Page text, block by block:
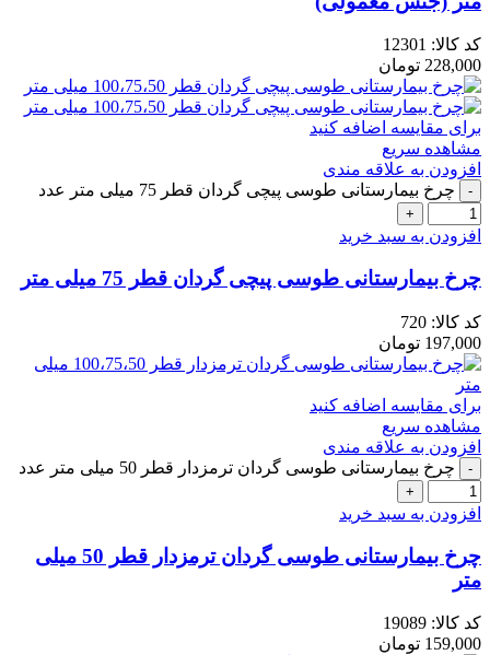
کد کالا: 12301
228,000 تومان
برای مقایسه اضافه کنید
مشاهده سریع
افزودن به علاقه مندی
چرخ بیمارستانی طوسی پیچی گردان قطر 75 میلی متر عدد
افزودن به سبد خرید
چرخ بیمارستانی طوسی پیچی گردان قطر 75 میلی متر
کد کالا: 720
197,000 تومان
برای مقایسه اضافه کنید
مشاهده سریع
افزودن به علاقه مندی
چرخ بیمارستانی طوسی گردان ترمزدار قطر 50 میلی متر عدد
افزودن به سبد خرید
چرخ بیمارستانی طوسی گردان ترمزدار قطر 50 میلی
متر
کد کالا: 19089
159,000 تومان